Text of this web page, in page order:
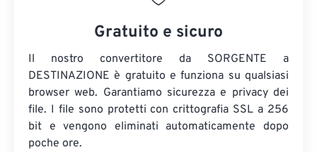
Gratuito e sicuro
Il nostro convertitore da SORGENTE a
DESTINAZIONE è gratuito e funziona su qualsiasi
browser web. Garantiamo sicurezza e privacy dei
file. I file sono protetti con crittografia SSL a 256
bit e vengono eliminati automaticamente dopo
poche ore.